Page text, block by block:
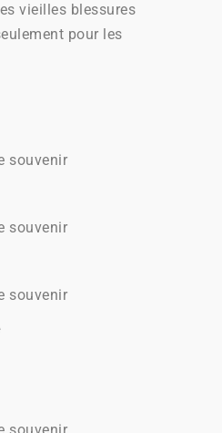
vieilles blessures
pour les
souvenir
souvenir
souvenir